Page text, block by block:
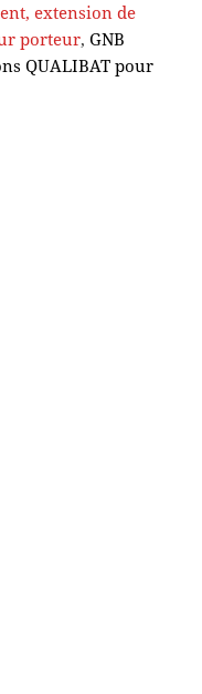
extension de
porteur,GNB
QUALIBAT pour